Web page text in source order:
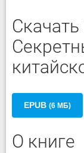
EPUB (6 МБ)
О книге